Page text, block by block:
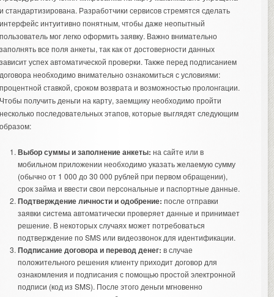
стандартизирована. Разработчики сервисов стремятся сделать
интуитивно понятным, чтобы даже неопытный
мог легко оформить заявку. Важно внимательно
все поля анкеты, так как от достоверности данных
успех автоматической проверки. Также перед подписанием
необходимо внимательно ознакомиться с условиями:
ставкой, сроком возврата и возможностью пролонгации.
получить деньги на карту, заемщику необходимо пройти
последовательных этапов, которые выглядят следующим
Выбор суммы и заполнение анкеты: на сайте или в
мобильном приложении необходимо указать желаемую сумму
(обычно от 1 000 до 30 000 рублей при первом обращении),
срок займа и ввести свои персональные и паспортные данные.
Подтверждение личности и одобрение: после отправки
заявки система автоматически проверяет данные и принимает
решение. В некоторых случаях может потребоваться
подтверждение по SMS или видеозвонок для идентификации.
Подписание договора и перевод денег: в случае
положительного решения клиенту приходит договор для
ознакомления и подписания с помощью простой электронной
подписи (код из SMS). После этого деньги мгновенно